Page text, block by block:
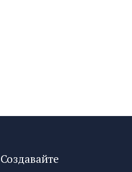
Создавайте